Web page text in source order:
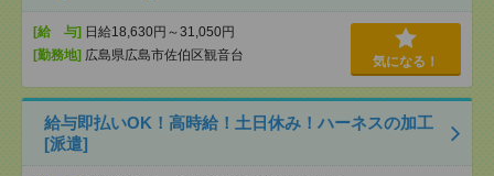
[給 与] 日給18,630円～31,050円
[勤務地] 広島県広島市佐伯区観音台 気になる！
給与即払いOK！高時給！土日休み！ハーネスの加工
[派遣]